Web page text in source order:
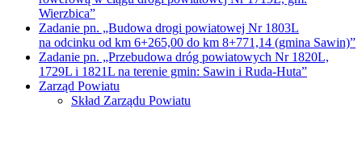
Wierzbica”
Zadanie pn. „Budowa drogi powiatowej Nr 1803L
na odcinku od km 6+265,00 do km 8+771,14 (gmina Sawin)”
Zadanie pn. „Przebudowa dróg powiatowych Nr 1820L,
1729L i 1821L na terenie gmin: Sawin i Ruda-Huta”
Zarząd Powiatu
Skład Zarządu Powiatu